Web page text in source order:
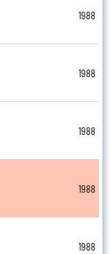
1988
1988
1988
1988
1988